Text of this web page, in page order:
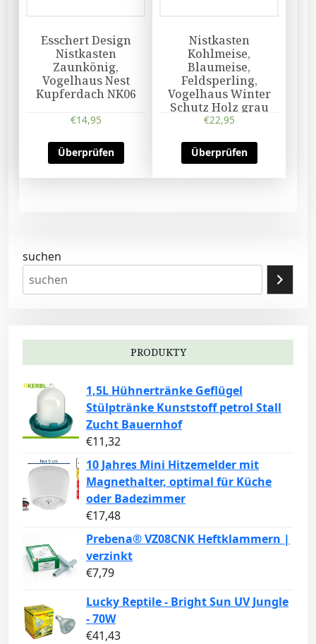
Esschert Design
Nistkasten
Zaunkönig,
Vogelhaus Nest
Kupferdach NK06
€14,95
Überprüfen
Nistkasten
Kohlmeise,
Blaumeise,
Feldsperling,
Vogelhaus Winter
Schutz Holz grau
€22,95
Überprüfen
suchen
PRODUKTY
1,5L Hühnertränke Geflügel
Stülptränke Kunststoff petrol Stall
Zucht Bauernhof
€11,32
10 Jahres Mini Hitzemelder mit
Magnethalter, optimal für Küche
oder Badezimmer
€17,48
Prebena® VZ08CNK Heftklammern |
verzinkt
€7,79
Lucky Reptile - Bright Sun UV Jungle
- 70W
€41,43